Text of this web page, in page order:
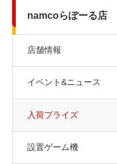
namcoらぽーる店
店舗情報
イベント&ニュース
入荷プライズ
設置ゲーム機